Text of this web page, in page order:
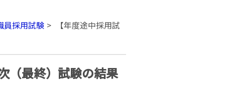
員採用試験
【年度途中採用試
（最終）試験の結果